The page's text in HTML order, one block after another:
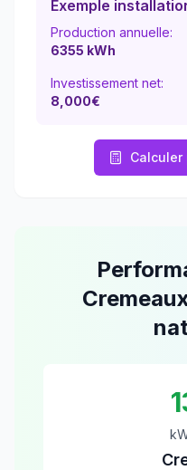
Exemple
Production annuelle:
6355 kWh
Investissement net:
8,000€
Calculer